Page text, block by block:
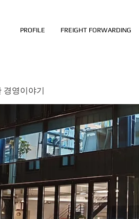
PROFILE FREIGHT FORWARDING
경영이야기